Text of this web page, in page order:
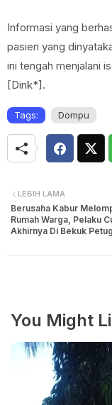
Informasi yang
pasien yang
ini tengah menjalani
[Dink*].
Tags: Dompu
LEBIH LAMA
Berusaha Kabur
Rumah Warga, Pelaku
Akhirnya Di Bekuk
You Might